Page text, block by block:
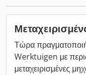
Τώρα
Werktuigen με
μεταχειρισμένες